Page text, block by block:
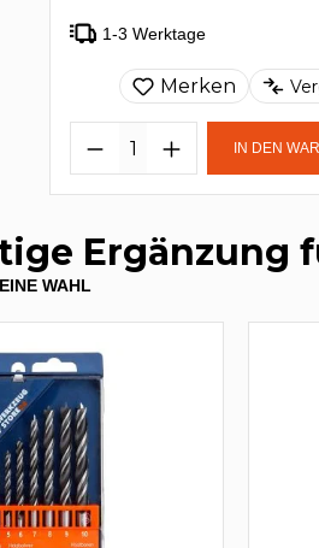
1-3 Werktage
Merken
IN DEN
Ergänzung
WAHL